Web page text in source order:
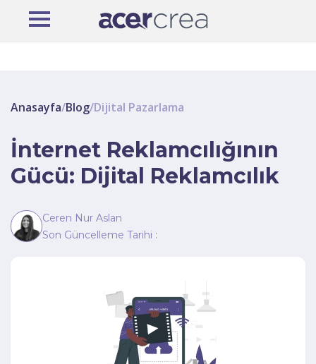
Anasayfa/Blog/Dijital Pazarlama
İnternet Reklamcılığının
Gücü: Dijital Reklamcılık
Ceren Nur Aslan
Son Güncelleme Tarihi :